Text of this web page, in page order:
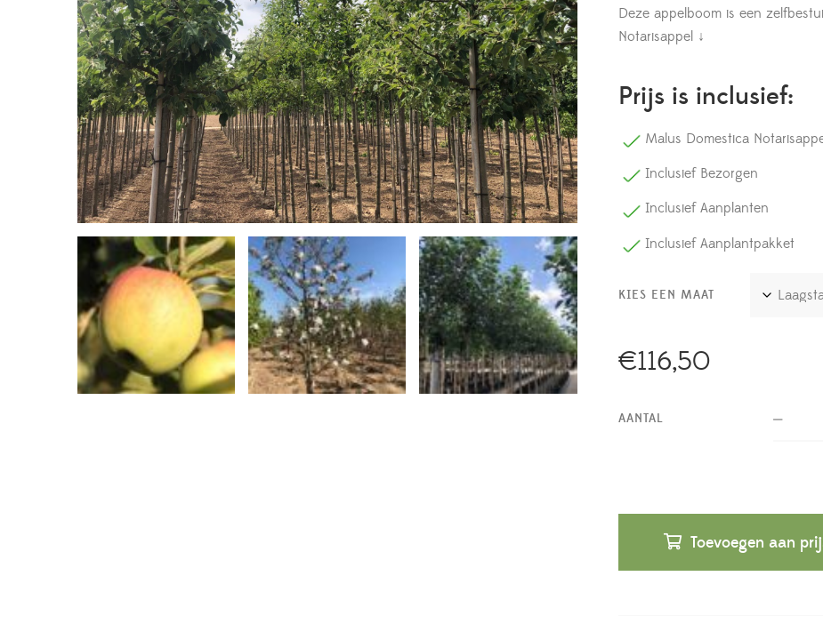
Deze appelboom is een
Notarisappel ↓
Prijs is inclusief:
Malus Domestica
Inclusief Bezorgen
Inclusief Aanplanten
Inclusief Aanplantpakket
KIES EEN MAAT
€116,50
AANTAL
Toevoegen aan